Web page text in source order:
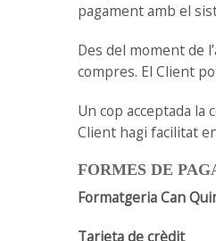
pagament amb el
Des del moment de
compres. El Client
Un cop acceptada la
Client hagi facilitat
FORMES DE
Formatgeria Can
Tarjeta de crèdit